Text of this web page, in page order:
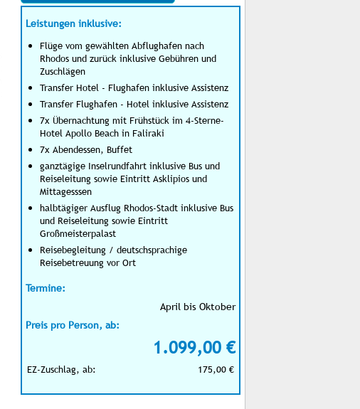
Leistungen inklusive:
Flüge vom gewählten Abflughafen nach
Rhodos und zurück inklusive Gebühren und
Zuschlägen
Transfer Hotel - Flughafen inklusive Assistenz
Transfer Flughafen - Hotel inklusive Assistenz
7x Übernachtung mit Frühstück im 4-Sterne-
Hotel Apollo Beach in Faliraki
7x Abendessen, Buffet
ganztägige Inselrundfahrt inklusive Bus und
Reiseleitung sowie Eintritt Asklipios und
Mittagesssen
halbtägiger Ausflug Rhodos-Stadt inklusive Bus
und Reiseleitung sowie Eintritt
Großmeisterpalast
Reisebegleitung / deutschsprachige
Reisebetreuung vor Ort
Termine:
April bis Oktober
Preis pro Person, ab:
1.099,00 €
EZ-Zuschlag, ab: 175,00 €